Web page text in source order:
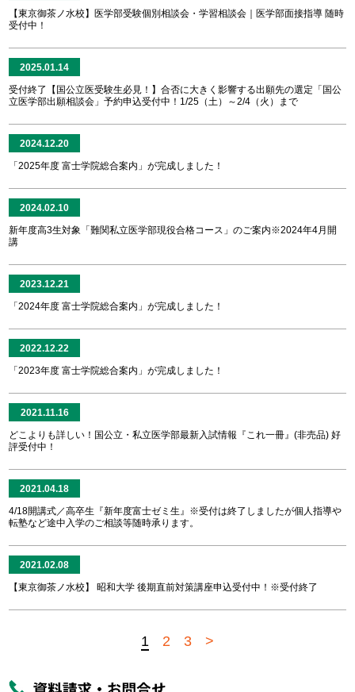
【東京御茶ノ水校】医学部受験個別相談会・学習相談会｜医学部面接指導 随時
受付中！
2025.01.14
受付終了【国公立医受験生必見！】合否に大きく影響する出願先の選定「国公
立医学部出願相談会」予約申込受付中！1/25（土）～2/4（火）まで
2024.12.20
「2025年度 富士学院総合案内」が完成しました！
2024.02.10
新年度高3生対象「難関私立医学部現役合格コース」のご案内※2024年4月開
講
2023.12.21
「2024年度 富士学院総合案内」が完成しました！
2022.12.22
「2023年度 富士学院総合案内」が完成しました！
2021.11.16
どこよりも詳しい！国公立・私立医学部最新入試情報『これ一冊』(非売品) 好
評受付中！
2021.04.18
4/18開講式／高卒生『新年度富士ゼミ生』※受付は終了しましたが個人指導や
転塾など途中入学のご相談等随時承ります。
2021.02.08
【東京御茶ノ水校】 昭和大学 後期直前対策講座申込受付中！※受付終了
1 2 3 >